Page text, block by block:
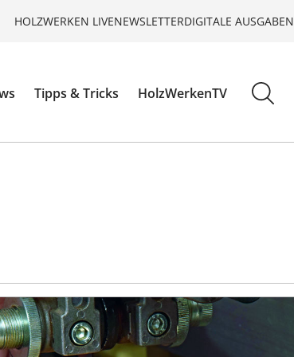
HOLZWERKEN LIVENEWSLETTERDIGITALE AUSGABEN
Tipps & Tricks HolzWerkenTV